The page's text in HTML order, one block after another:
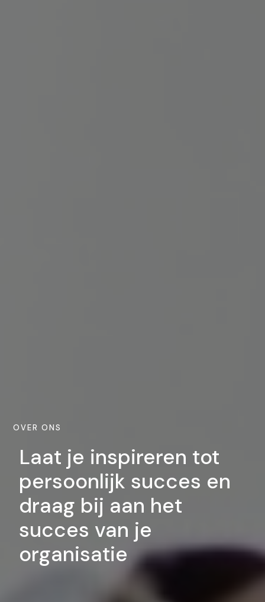
OVER ONS
Laat je inspireren tot
persoonlijk succes en
draag bij aan het
succes van je
organisatie